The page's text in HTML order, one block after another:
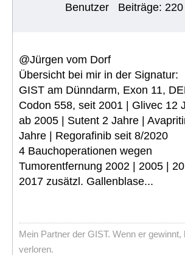
Benutzer Beiträge: 220
@Jürgen vom Dorf
Übersicht bei mir in der Signatur:
GIST am Dünndarm, Exon 11,
Codon 558, seit 2001 | Glivec 12
ab 2005 | Sutent 2 Jahre |
Jahre | Regorafinib seit 8/2020
4 Bauchoperationen wegen
Tumorentfernung 2002 | 2005 |
2017 zusätzl. Gallenblase...
Mein Partner der GIST. Wenn er gewinnt,
verloren.